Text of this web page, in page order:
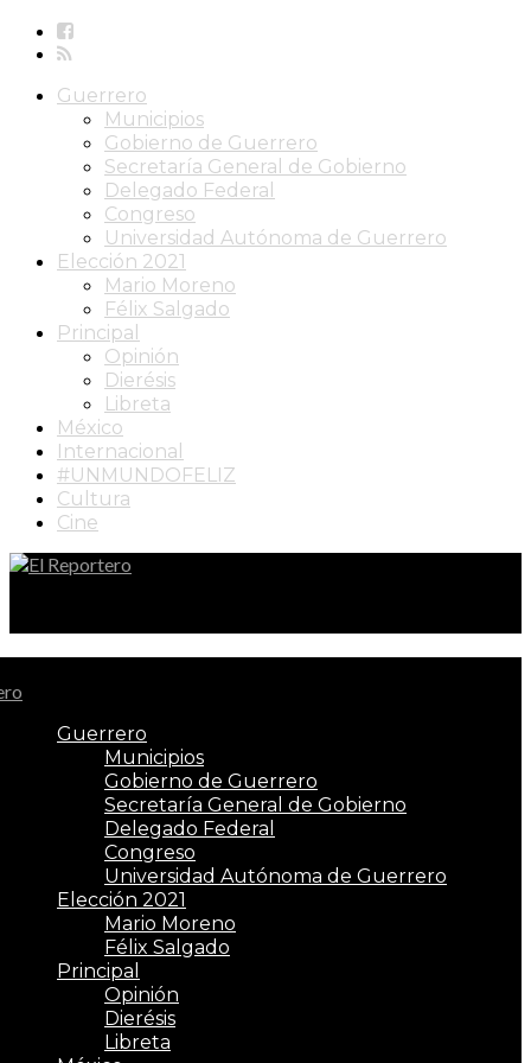
Guerrero
Municipios
Gobierno de Guerrero
Secretaría General de Gobierno
Delegado Federal
Congreso
Universidad Autónoma de Guerrero
Elección 2021
Mario Moreno
Félix Salgado
Principal
Opinión
Dierésis
Libreta
México
Internacional
#UNMUNDOFELIZ
Cultura
Cine
Guerrero
Municipios
Gobierno de Guerrero
Secretaría General de Gobierno
Delegado Federal
Congreso
Universidad Autónoma de Guerrero
Elección 2021
Mario Moreno
Félix Salgado
Principal
Opinión
Dierésis
Libreta